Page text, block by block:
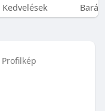
Kedvelések
Profilkép